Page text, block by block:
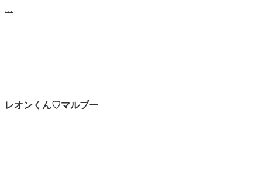
レオンくん♡マルプー